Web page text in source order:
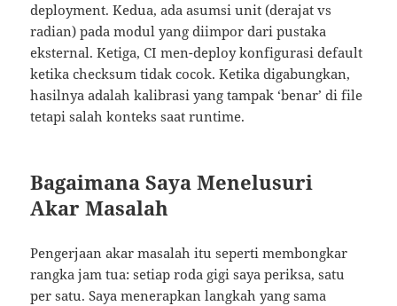
deployment. Kedua, ada asumsi unit (derajat vs
radian) pada modul yang diimpor dari pustaka
eksternal. Ketiga, CI men-deploy konfigurasi default
ketika checksum tidak cocok. Ketika digabungkan,
hasilnya adalah kalibrasi yang tampak ‘benar’ di file
tetapi salah konteks saat runtime.
Bagaimana Saya Menelusuri
Akar Masalah
Pengerjaan akar masalah itu seperti membongkar
rangka jam tua: setiap roda gigi saya periksa, satu
per satu. Saya menerapkan langkah yang sama